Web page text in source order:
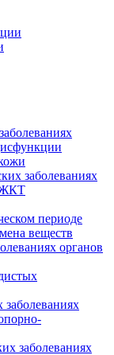
заболеваниях
ЖКТ
периоде
веществ
органов
заболеваниях
заболеваниях